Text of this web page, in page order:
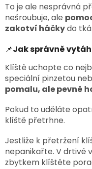
To je ale nesprávná
nešroubuje, ale
zakotví háčkydo
📌Jak správně
Klíště uchopte co
speciální pinzetou
pomalu, ale pevně
Pokud to uděláte
klíště přetrhne.
Jestliže k přetržení
nepanikařte. V drtivé
zbytkem klíštěte